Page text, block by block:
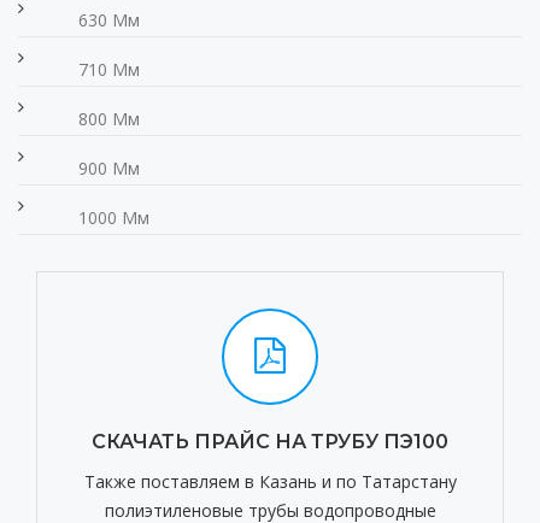
630 Мм
710 Мм
800 Мм
900 Мм
1000 Мм
СКАЧАТЬ ПРАЙС НА ТРУБУ ПЭ100
Также поставляем в Казань и по Татарстану
полиэтиленовые трубы водопроводные